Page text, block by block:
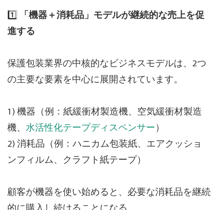
1️⃣
「機器＋消耗品」モデルが継続的な売上を促
進する
保護包装業界の中核的なビジネスモデルは、2つ
の主要な要素を中心に展開されています。
1) 機器（例：紙緩衝材製造機、空気緩衝材製造
機、 水活性化テープディスペンサー ）
2) 消耗品（例：ハニカム包装紙、エアクッショ
ンフィルム、クラフト紙テープ）
顧客が機器を使い始めると、必要な消耗品を継続